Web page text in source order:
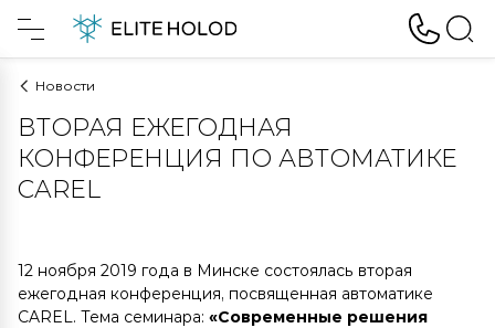
Новости
ВТОРАЯ ЕЖЕГОДНАЯ
КОНФЕРЕНЦИЯ ПО АВТОМАТИКЕ
CAREL
12 ноября 2019 года в Минске состоялась вторая
ежегодная конференция, посвященная автоматике
CAREL. Тема семинара: «Современные решения